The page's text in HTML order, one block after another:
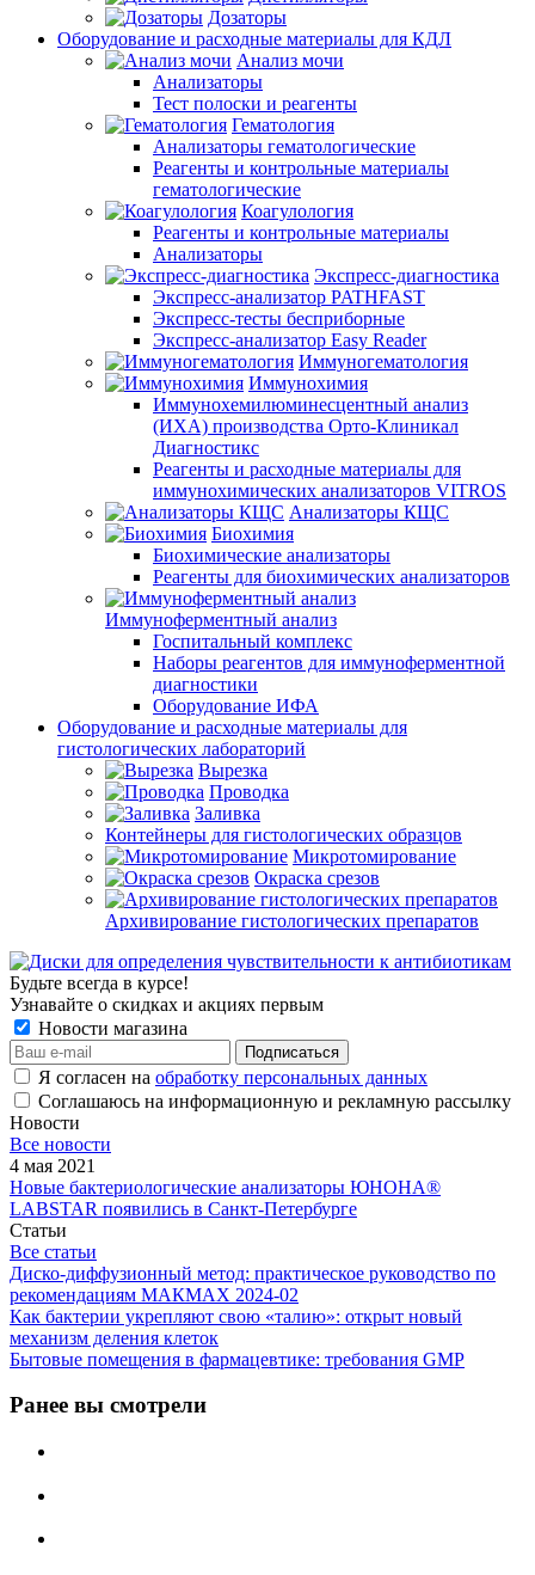
Дозаторы
Оборудование и расходные материалы для КДЛ
Анализ мочи
Анализаторы
Тест полоски и реагенты
Гематология
Анализаторы гематологические
Реагенты и контрольные материалы
гематологические
Коагулология
Реагенты и контрольные материалы
Анализаторы
Экспресс-диагностика
Экспресс-анализатор PATHFAST
Экспресс-тесты бесприборные
Экспресс-анализатор Easy Reader
Иммуногематология
Иммунохимия
Иммунохемилюминесцентный анализ
(ИХА) производства Орто-Клиникал
Диагностикс
Реагенты и расходные материалы для
иммунохимических анализаторов VITROS
Анализаторы КЩС
Биохимия
Биохимические анализаторы
Реагенты для биохимических анализаторов
Иммуноферментный анализ
Госпитальный комплекс
Наборы реагентов для иммуноферментной
диагностики
Оборудование ИФА
Оборудование и расходные материалы для
гистологических лабораторий
Вырезка
Проводка
Заливка
Контейнеры для гистологических образцов
Микротомирование
Окраска срезов
Архивирование гистологических препаратов
Будьте всегда в курсе!
Узнавайте о скидках и акциях первым
Новости магазина
Я согласен на обработку персональных данных
Соглашаюсь на информационную и рекламную рассылку
Новости
Все новости
4 мая 2021
Новые бактериологические анализаторы ЮНОНА®
LABSTAR появились в Санкт-Петербурге
Статьи
Все статьи
Диско-диффузионный метод: практическое руководство по
рекомендациям МАКМАХ 2024-02
Как бактерии укрепляют свою «талию»: открыт новый
механизм деления клеток
Бытовые помещения в фармацевтике: требования GMP
Ранее вы смотрели